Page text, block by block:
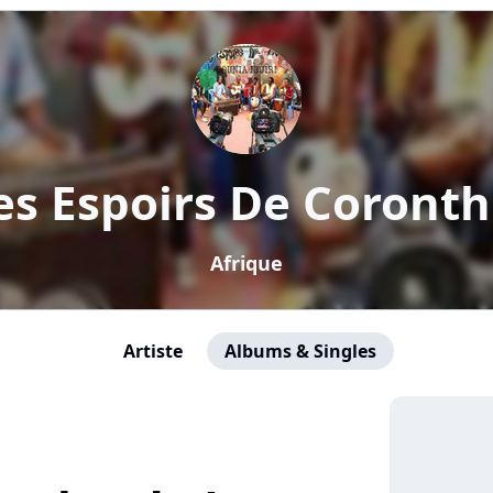
Espoirs De
Afrique
Artiste Albums & Singles